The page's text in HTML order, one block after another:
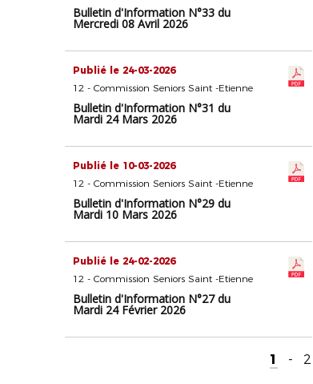
Bulletin d'Information N°33 du
Mercredi 08 Avril 2026
Publié le 24-03-2026
12 - Commission Seniors Saint -Etienne
Bulletin d'Information N°31 du
Mardi 24 Mars 2026
Publié le 10-03-2026
12 - Commission Seniors Saint -Etienne
Bulletin d'Information N°29 du
Mardi 10 Mars 2026
Publié le 24-02-2026
12 - Commission Seniors Saint -Etienne
Bulletin d'Information N°27 du
Mardi 24 Février 2026
1 - 2